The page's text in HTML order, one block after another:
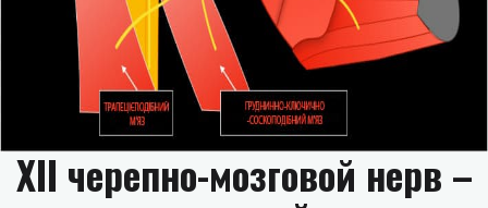
XII черепно-мозговой нерв –